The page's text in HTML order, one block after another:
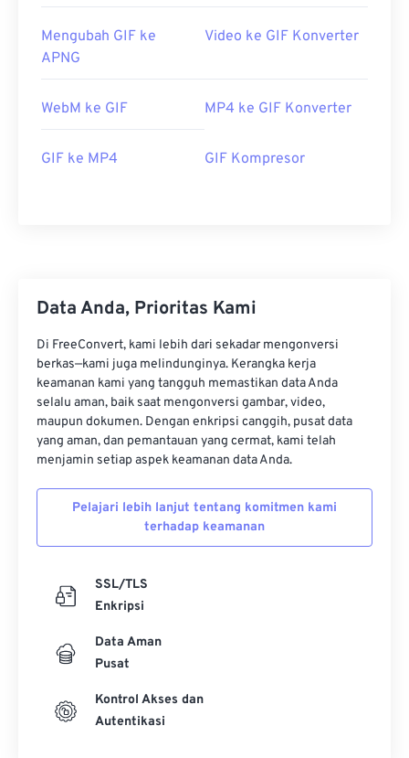
Mengubah GIF ke
APNG
Video ke GIF Konverter
WebM ke GIF MP4 ke GIF Konverter
GIF ke MP4 GIF Kompresor
Data Anda, Prioritas Kami
Di FreeConvert, kami lebih dari sekadar mengonversi
berkas—kami juga melindunginya. Kerangka kerja
keamanan kami yang tangguh memastikan data Anda
selalu aman, baik saat mengonversi gambar, video,
maupun dokumen. Dengan enkripsi canggih, pusat data
yang aman, dan pemantauan yang cermat, kami telah
menjamin setiap aspek keamanan data Anda.
Pelajari lebih lanjut tentang komitmen kami
terhadap keamanan
SSL/TLS
Enkripsi
Data Aman
Pusat
Kontrol Akses dan
Autentikasi